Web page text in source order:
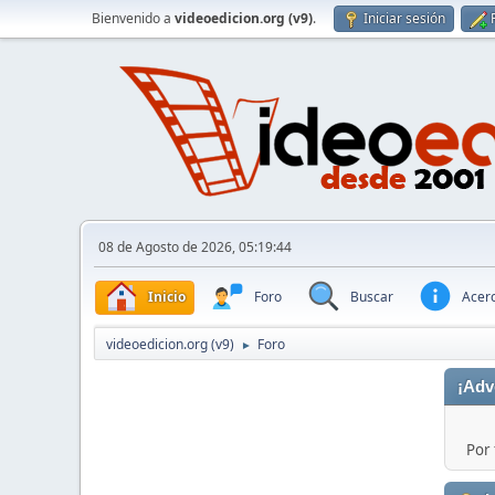
Bienvenido a videoedicion.org (v9). Iniciar sesión
08 de Agosto de 2026, 05:19:44
Inicio Foro Buscar
videoedicion.org (v9) ► Foro
Por